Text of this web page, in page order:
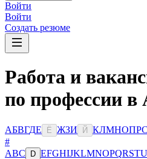
Войти
Войти
Создать резюме
Работа и
по профессии в
АБВГДЕ Ё ЖЗИ Й КЛМНОПРС
#
ABC D EFGHIJKLMNOPQRSTU